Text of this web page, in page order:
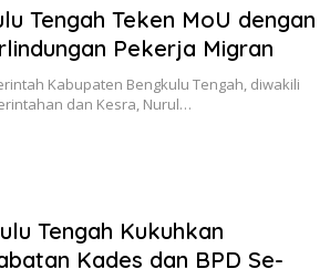
Tengah Teken MoU dengan
Pekerja Migran
Kabupaten Bengkulu Tengah, diwakili
dan Kesra, Nurul…
Tengah Kukuhkan
Kades dan BPD Se-